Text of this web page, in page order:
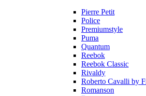
Pierre Petit
Police
Premiumstyle
Puma
Quantum
Reebok
Reebok Classic
Rivaldy
Roberto Cavalli by
Romanson